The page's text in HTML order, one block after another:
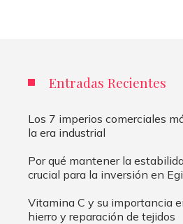
Entradas Recientes
Los 7 imperios comerciales
la era industrial
Por qué mantener la
crucial para la inversión en
Vitamina C y su importancia
hierro y reparación de tejidos